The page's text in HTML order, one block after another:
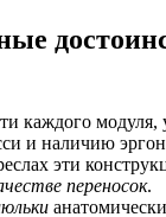
каждого модуля,
и наличию
эти
переносок.